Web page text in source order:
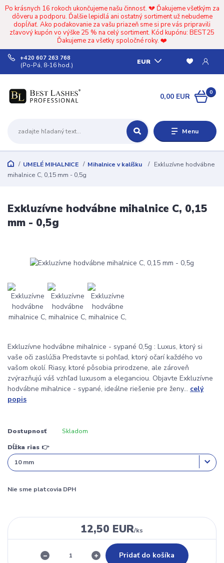
Po krásnych 16 rokoch ukončujeme našu činnosť. 💔 Ďakujeme všetkým za
dôveru a podporu. Ďalšie lepidlá ani ostatný sortiment už nebudeme
dopĺňať. Ako poďakovanie za vašu priazeň sme si pre vás pripravili
zľavový kupón vo výške 25 % na celý sortiment. Kód kupónu: BEST25
Ďakujeme za všetky spoločné roky. ❤️
Menu
EUR
+420 607 263 768
(Po-Pá, 8-16 hod.)
0
0,00 EUR
UMELÉ MIHALNICE Mihalnice v kalíšku
Exkluzívne hodvábne
mihalnice C, 0,15 mm - 0,5g
Exkluzívne hodvábne mihalnice C, 0,15
mm - 0,5g
Exkluzívne hodvábne mihalnice - sypané 0,5g : Luxus, ktorý si
vaše oči zaslúžia Predstavte si pohľad, ktorý očarí každého vo
vašom okolí. Riasy, ktoré pôsobia prirodzene, ale zároveň
zvýrazňujú váš vzhľad luxusom a eleganciou. Objavte Exkluzívne
hodvábne mihalnice - sypané, ideálne riešenie pre ženy... celý
popis
Dostupnosť Skladom
Dĺžka rias 👉
Nie sme platcovia DPH
12,50 EUR/ks
Pridať do košíka